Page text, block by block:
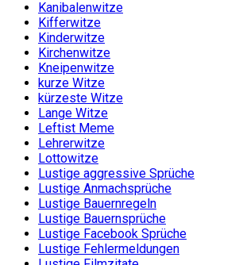
Kanibalenwitze
Kifferwitze
Kinderwitze
Kirchenwitze
Kneipenwitze
kurze Witze
kürzeste Witze
Lange Witze
Leftist Meme
Lehrerwitze
Lottowitze
Lustige aggressive Sprüche
Lustige Anmachsprüche
Lustige Bauernregeln
Lustige Bauernsprüche
Lustige Facebook Sprüche
Lustige Fehlermeldungen